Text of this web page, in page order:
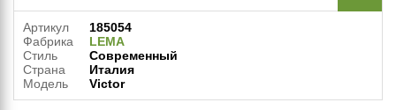
Артикул
185054
Фабрика
LEMA
Стиль
Современный
Страна
Италия
Модель
Victor